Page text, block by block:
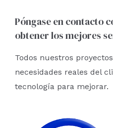
Póngase en contacto
obtener los mejores
Todos nuestros
necesidades reales del
tecnología para mejorar.